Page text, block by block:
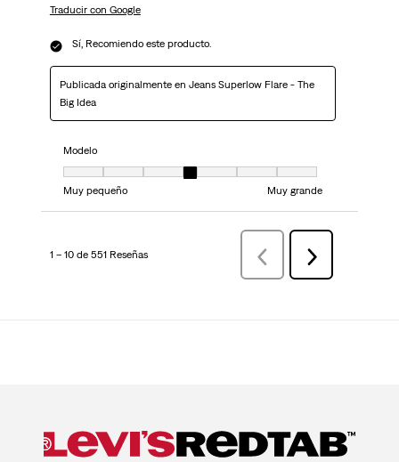
Traducir con Google
Sí, Recomiendo este producto.
Publicada originalmente en Jeans Superlow Flare - The
Big Idea
Modelo
Modelo, 4 de 7, donde 1 es igual a Muy pequeño y 7 es igual a Muy
Muy pequeño
Muy grande
1 – 10 de 551 Reseñas AnteriorReseñasSiguiente
Reseñas